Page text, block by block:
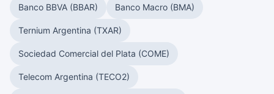
Banco BBVA (BBAR) Banco Macro (BMA)
Ternium Argentina (TXAR)
Sociedad Comercial del Plata (COME)
Telecom Argentina (TECO2)